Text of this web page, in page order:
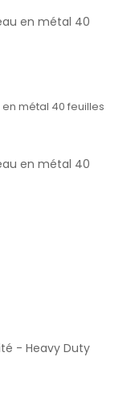
en métal 40
en métal 40
- Heavy Duty